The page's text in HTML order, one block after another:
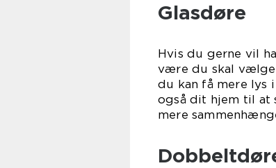
Glasdøre
Hvis du gerne vil
være du skal vælge
du kan få mere lys
også dit hjem til at
mere